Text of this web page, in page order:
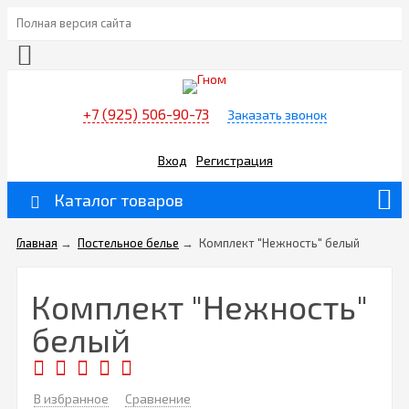
Полная версия сайта
+7 (925) 506-90-73 Заказать звонок
Вход Регистрация
Каталог товаров
Главная → Постельное белье → Комплект "Нежность" белый
Комплект "Нежность"
белый
В избранное Сравнение